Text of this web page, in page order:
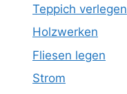
Teppich verlegen
Holzwerken
Fliesen legen
Strom